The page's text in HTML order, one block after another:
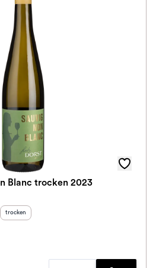
Blanc trocken 2023
:Geschmack
trocken